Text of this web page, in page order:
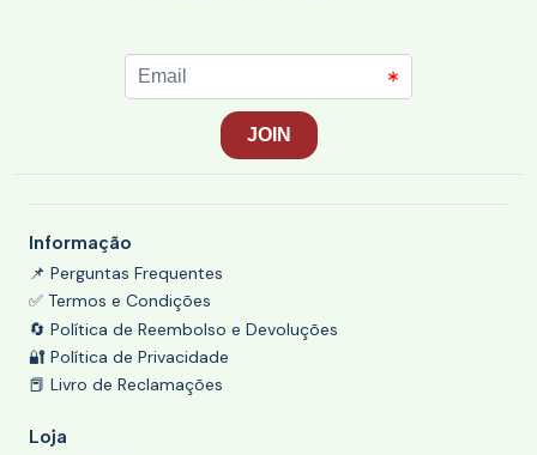
Informação
📌 Perguntas Frequentes
✅ Termos e Condições
🔄 Política de Reembolso e Devoluções
🔐 Política de Privacidade
📕 Livro de Reclamações
Loja